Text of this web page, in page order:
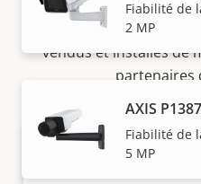
Fiabilité de
2 MP
AXIS
Fiabilité de
5 MP
Les solutions Axis et
vendus et installés de
partenaires